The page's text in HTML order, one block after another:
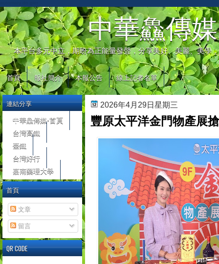
中華鱻傳媒
本平台多元中立，期盼為正能量發聲，分享美好、美麗、美學
首頁 報社簡介 本報公告 線上記者名單
2026年4月29日星期三
豐原太平洋金門物產展
連結分享
中華鱻傳媒-首頁
台灣高鐵
臺鐵
台灣好行
嘉南藥理大學
首頁
文章
留言
QR CODE